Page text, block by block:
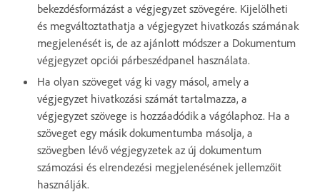
bekezdésformázást a végjegyzet szövegére. Kijelölheti
és megváltoztathatja a végjegyzet hivatkozás számának
megjelenését is, de az ajánlott módszer a Dokumentum
végjegyzet opciói párbeszédpanel használata.
Ha olyan szöveget vág ki vagy másol, amely a
végjegyzet hivatkozási számát tartalmazza, a
végjegyzet szövege is hozzáadódik a vágólaphoz. Ha a
szöveget egy másik dokumentumba másolja, a
szövegben lévő végjegyzetek az új dokumentum
számozási és elrendezési megjelenésének jellemzőit
használják.